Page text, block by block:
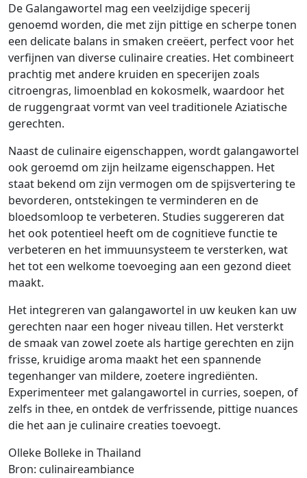
De Galangawortel mag een veelzijdige specerij
genoemd worden, die met zijn pittige en scherpe tonen
een delicate balans in smaken creëert, perfect voor het
verfijnen van diverse culinaire creaties. Het combineert
prachtig met andere kruiden en specerijen zoals
citroengras, limoenblad en kokosmelk, waardoor het
de ruggengraat vormt van veel traditionele Aziatische
gerechten.
Naast de culinaire eigenschappen, wordt galangawortel
ook geroemd om zijn heilzame eigenschappen. Het
staat bekend om zijn vermogen om de spijsvertering te
bevorderen, ontstekingen te verminderen en de
bloedsomloop te verbeteren. Studies suggereren dat
het ook potentieel heeft om de cognitieve functie te
verbeteren en het immuunsysteem te versterken, wat
het tot een welkome toevoeging aan een gezond dieet
maakt.
Het integreren van galangawortel in uw keuken kan uw
gerechten naar een hoger niveau tillen. Het versterkt
de smaak van zowel zoete als hartige gerechten en zijn
frisse, kruidige aroma maakt het een spannende
tegenhanger van mildere, zoetere ingrediënten.
Experimenteer met galangawortel in curries, soepen, of
zelfs in thee, en ontdek de verfrissende, pittige nuances
die het aan je culinaire creaties toevoegt.
Olleke Bolleke in Thailand
Bron: culinaireambiance